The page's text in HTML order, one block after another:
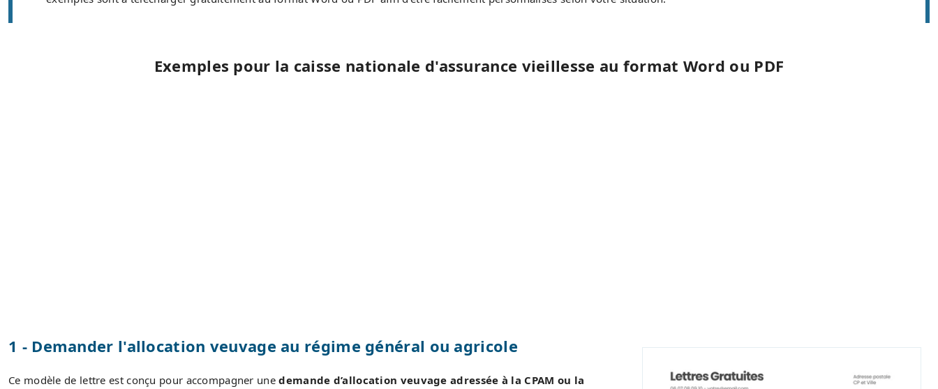
Exemples pour la caisse nationale d'assurance vieillesse au format Word ou PDF
1 - Demander l'allocation veuvage au régime général ou agricole
Ce modèle de lettre est conçu pour accompagner unedemande d’allocation veuvage adressée à la CPAM ou la